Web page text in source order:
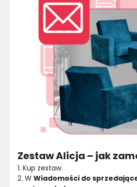
Zestaw Alicja – jak
1. Kup zestaw.
2. W Wiadomości do